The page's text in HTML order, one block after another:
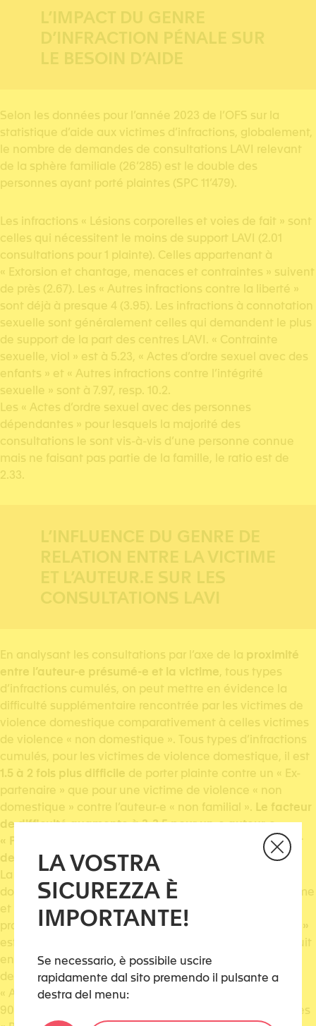
LA VOSTRA
SICUREZZA È
IMPORTANTE!
Se necessario, è possibile uscire
rapidamente dal sito premendo il pulsante a
destra del menu:
L’IMPACT DU GENRE
D’INFRACTION PÉNALE SUR
LE BESOIN D’AIDE
Selon les données pour l’année 2023 de l’OFS sur la
statistique d’aide aux victimes d’infractions, globalement,
le nombre de demandes de consultations LAVI relevant
de la sphère familiale (26’285) est le double des
personnes ayant porté plaintes (SPC 11’479).
Les infractions « Lésions corporelles et voies de fait » sont
celles qui nécessitent le moins de support LAVI (2.01
consultations pour 1 plainte). Celles appartenant à
« Extorsion et chantage, menaces et contraintes » suivent
de près (2.67). Les « Autres infractions contre la liberté »
sont déjà à presque 4 (3.95). Les infractions à connotation
sexuelle sont généralement celles qui demandent le plus
de support de la part des centres LAVI. « Contrainte
sexuelle, viol » est à 5.23, « Actes d’ordre sexuel avec des
enfants » et « Autres infractions contre l’intégrité
sexuelle » sont à 7.97, resp. 10.2.
Les « Actes d’ordre sexuel avec des personnes
dépendantes » pour lesquels la majorité des
consultations le sont vis-à-vis d’une personne connue
mais ne faisant pas partie de la famille, le ratio est de
2.33.
L’INFLUENCE DU GENRE DE
RELATION ENTRE LA VICTIME
ET L’AUTEUR.E SUR LES
CONSULTATIONS LAVI
En analysant les consultations par l’axe de la proximité
entre l’auteur-e présumé-e et la victime, tous types
d’infractions cumulés, on peut mettre en évidence la
difficulté supplémentaire rencontrée par les victimes de
violence domestique comparativement à celles victimes
de violence « non domestique ». Tous types d’infractions
cumulés, pour les victimes de violence domestique, il est
1.5 à 2 fois plus difficile de porter plainte contre un « Ex-
partenaire » que pour une victime de violence « non
domestique » contre l’auteur-e « non familial ». Le facteur
de difficulté augmente à 3-3.5 pour un-e auteur-e
« Partenaire »
auteur-e-s « Autres », le facteur
de difficulté est le plus élevé, entre 3.2 et 3.8
La terminologie « Autres » utilisée dans ce rapport peut
donner l’impression d’une proximité faible entre la victime
et l’auteur-e. Mais dans cette catégorie « Autre » la
proportion de
« Parents, Substituts parentaux / enfant »
est la plus importante (entre 60 et 65%), ce qui réintroduit
en partie le facteur de proximité. Si globalement le ratio
des « Autres » est le plus élevé, ceci est dû à l’infraction
« Actes d’ordre sexuel avec des enfants » pour laquelle
90% des auteur-e-s sont des « Autres » parmi lesquels les